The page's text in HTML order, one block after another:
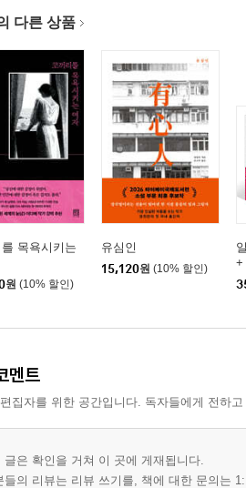
다른 상품
목욕시키는
원 (10% 할인)
유심인
15,120원 (10% 할인)
+
멘트
집자를 위한 공간입니다. 독자들에게 전하
글은 확인을 거쳐 이 곳에 게재됩니다.
들의 리뷰는 리뷰 쓰기를, 책에 대한 문의는